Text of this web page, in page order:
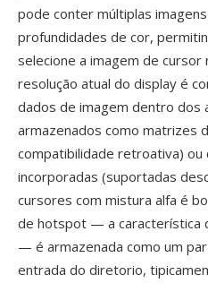
pode conter múltiplas
profundidades de cor,
selecione a imagem de cursor
resolução atual do display é
dados de imagem dentro dos
armazenados como matrizes
compatibilidade retroativa) ou
incorporadas (suportadas
cursores com mistura alfa é
de hotspot — a característica
— é armazenada como um par
entrada do diretorio,